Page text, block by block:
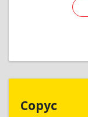
Сорус